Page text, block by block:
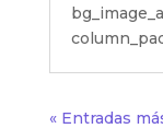
« Entradas